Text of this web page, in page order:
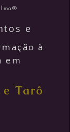
e
à
em
Tarô